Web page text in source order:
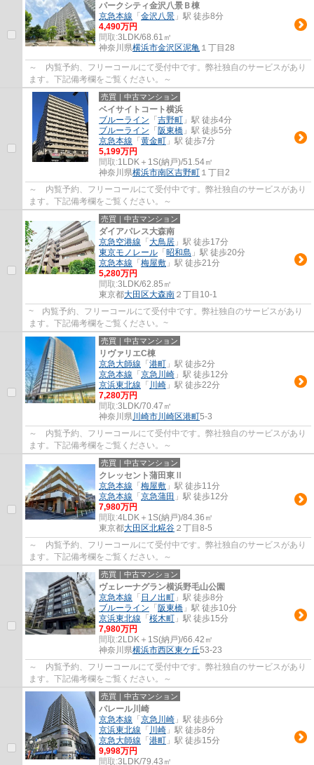
パークシティ金沢八景Ｂ棟
京急本線 「 金沢八景 」駅 徒歩8分
4,490万円
間取:3LDK/68.61㎡
神奈川県横浜市金沢区泥亀 １丁目28
～ 内覧予約、フリーコールにて受付中です。弊社独自のサービスがあり
ます。下記備考欄をご覧ください。～
売買｜中古マンション
ベイサイトコート横浜
ブルーライン 「 吉野町 」駅 徒歩4分
ブルーライン 「 阪東橋 」駅 徒歩5分
京急本線 「 黄金町 」駅 徒歩7分
5,199万円
間取:1LDK＋1S(納戸)/51.54㎡
神奈川県横浜市南区吉野町 １丁目2
～ 内覧予約、フリーコールにて受付中です。弊社独自のサービスがあり
ます。下記備考欄をご覧ください。～
売買｜中古マンション
ダイアパレス大森南
京急空港線 「 大鳥居 」駅 徒歩17分
東京モノレール 「 昭和島 」駅 徒歩20分
京急本線 「 梅屋敷 」駅 徒歩21分
5,280万円
間取:3LDK/62.85㎡
東京都大田区大森南 ２丁目10-1
~ 内覧予約、フリーコールにて受付中です。弊社独自のサービスがあり
ます。下記備考欄をご覧ください。~
売買｜中古マンション
リヴァリエC棟
京急大師線 「 港町 」駅 徒歩2分
京急本線 「 京急川崎 」駅 徒歩12分
京浜東北線 「 川崎 」駅 徒歩22分
7,280万円
間取:3LDK/70.47㎡
神奈川県川崎市川崎区港町5-3
～ 内覧予約、フリーコールにて受付中です。弊社独自のサービスがあり
ます。下記備考欄をご覧ください。～
売買｜中古マンション
クレッセント蒲田東Ⅱ
京急本線 「 梅屋敷 」駅 徒歩11分
京急本線 「 京急蒲田 」駅 徒歩12分
7,980万円
間取:4LDK＋1S(納戸)/84.36㎡
東京都大田区北糀谷 ２丁目8-5
～ 内覧予約、フリーコールにて受付中です。弊社独自のサービスがあり
ます。下記備考欄をご覧ください。～
売買｜中古マンション
ヴェレーナグラン横浜野毛山公園
京急本線 「 日ノ出町 」駅 徒歩8分
ブルーライン 「 阪東橋 」駅 徒歩10分
京浜東北線 「 桜木町 」駅 徒歩15分
7,980万円
間取:2LDK＋1S(納戸)/66.42㎡
神奈川県横浜市西区東ケ丘53-23
～ 内覧予約、フリーコールにて受付中です。弊社独自のサービスがあり
ます。下記備考欄をご覧ください。～
売買｜中古マンション
パレール川崎
京急本線 「 京急川崎 」駅 徒歩6分
京浜東北線 「 川崎 」駅 徒歩8分
京急大師線 「 港町 」駅 徒歩15分
9,998万円
間取:3LDK/79.43㎡